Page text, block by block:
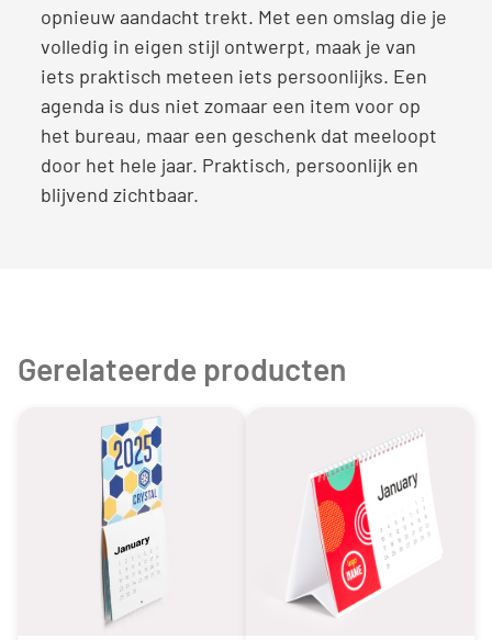
opnieuw aandacht trekt. Met een omslag die je
volledig in eigen stijl ontwerpt, maak je van
iets praktisch meteen iets persoonlijks. Een
agenda is dus niet zomaar een item voor op
het bureau, maar een geschenk dat meeloopt
door het hele jaar. Praktisch, persoonlijk en
blijvend zichtbaar.
Gerelateerde producten